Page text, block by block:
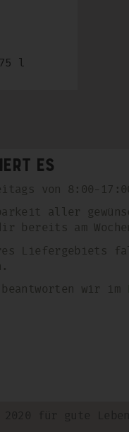
l
es
von 8:00-
aller
bereits am
Liefergebiets
wir im